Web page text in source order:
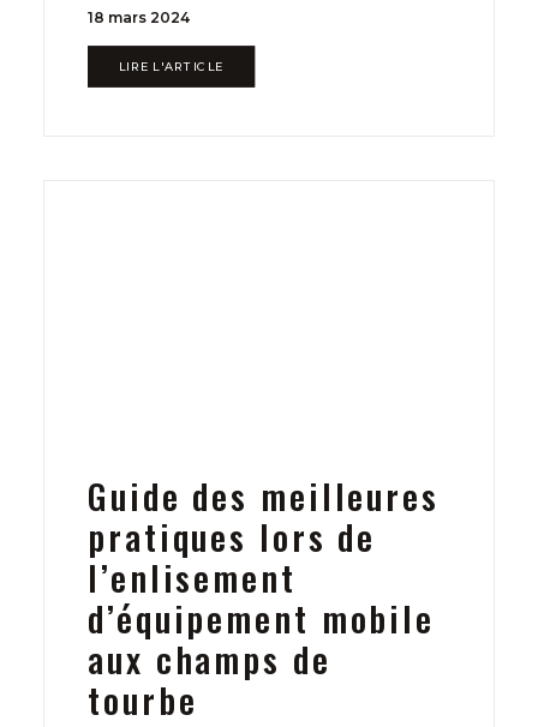
18 mars 2024
LIRE L'ARTICLE
Guide des meilleures
pratiques lors de
l’enlisement
d’équipement mobile
aux champs de
tourbe